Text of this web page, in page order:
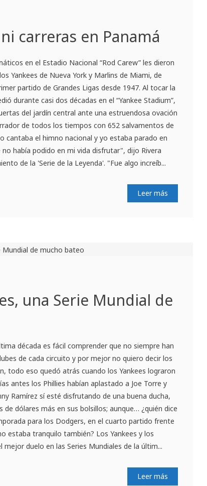
carreras en Panamá
en el Estadio Nacional “Rod Carew” les dieron
Yankees de Nueva York y Marlins de Miami, de
partido de Grandes Ligas desde 1947. Al tocar la
durante casi dos décadas en el “Yankee Stadium”,
del jardín central ante una estruendosa ovación
de todos los tiempos con 652 salvamentos de
cantaba el himno nacional y yo estaba parado en
había podido en mi vida disfrutar", dijo Rivera
de la 'Serie de la Leyenda'. "Fue algo increíb...
Leer más
una Serie Mundial de
década es fácil comprender que no siempre han
de cada circuito y por mejor no quiero decir los
todo eso quedó atrás cuando los Yankees lograron
antes los Phillies habían aplastado a Joe Torre y
Ramírez sí esté disfrutando de una buena ducha,
dólares más en sus bolsillos; aunque… ¿quién dice
para los Dodgers, en el cuarto partido frente
estaba tranquilo también? Los Yankees y los
duelo en las Series Mundiales de la últim...
Leer más